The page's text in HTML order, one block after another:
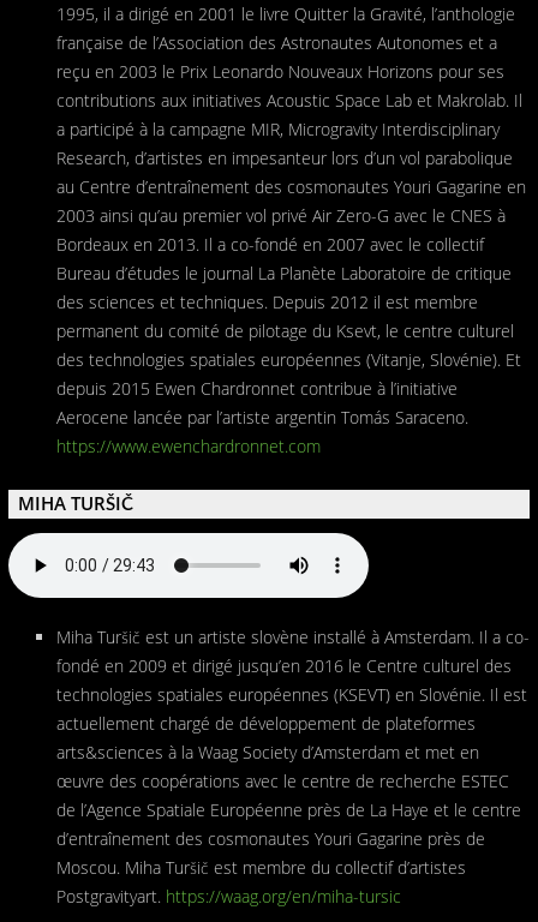
1995, il a dirigé en 2001 le livre Quitter la Gravité, l’anthologie
française de l’Association des Astronautes Autonomes et a
reçu en 2003 le Prix Leonardo Nouveaux Horizons pour ses
contributions aux initiatives Acoustic Space Lab et Makrolab. Il
a participé à la campagne MIR, Microgravity Interdisciplinary
Research, d’artistes en impesanteur lors d’un vol parabolique
au Centre d’entraînement des cosmonautes Youri Gagarine en
2003 ainsi qu’au premier vol privé Air Zero-G avec le CNES à
Bordeaux en 2013. Il a co-fondé en 2007 avec le collectif
Bureau d’études le journal La Planète Laboratoire de critique
des sciences et techniques. Depuis 2012 il est membre
permanent du comité de pilotage du Ksevt, le centre culturel
des technologies spatiales européennes (Vitanje, Slovénie). Et
depuis 2015 Ewen Chardronnet contribue à l’initiative
Aerocene lancée par l’artiste argentin Tomás Saraceno.
https://www.ewenchardronnet.com
MIHA TURŠIČ
Miha Turšič est un artiste slovène installé à Amsterdam. Il a co-
fondé en 2009 et dirigé jusqu’en 2016 le Centre culturel des
technologies spatiales européennes (KSEVT) en Slovénie. Il est
actuellement chargé de développement de plateformes
arts&sciences à la Waag Society d’Amsterdam et met en
œuvre des coopérations avec le centre de recherche ESTEC
de l’Agence Spatiale Européenne près de La Haye et le centre
d’entraînement des cosmonautes Youri Gagarine près de
Moscou. Miha Turšič est membre du collectif d’artistes
Postgravityart. https://waag.org/en/miha-tursic